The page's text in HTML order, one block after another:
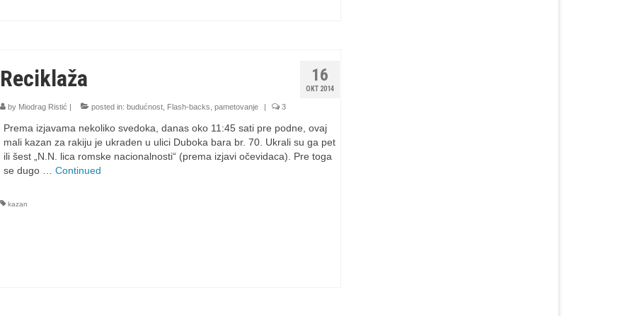
16
OKT 2014
Reciklaža
by Miodrag Ristić | posted in: budućnost, Flash-backs pametovanje | 3
Prema izjavama nekoliko svedoka, danas oko 11:45 sati pre podne, ovaj
mali kazan za rakiju je ukraden u ulici Duboka bara br. 70. Ukrali su ga pet
ili šest „N.N. lica romske nacionalnosti“ (prema izjavi očevidaca). Pre toga
se dugo … Continued
kazan